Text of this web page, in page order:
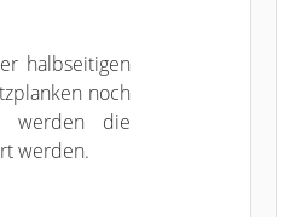
halbseitigen
noch
werden die
werden.